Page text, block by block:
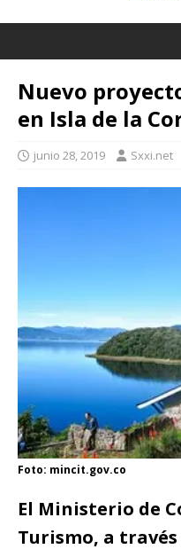
Nuevo
en Isla de la
junio 28, 2019 Sxxi.net
Foto: mincit.gov.co
El Ministerio de
Turismo, a